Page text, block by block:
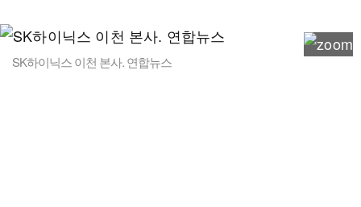
SK하이닉스 이천 본사. 연합뉴스